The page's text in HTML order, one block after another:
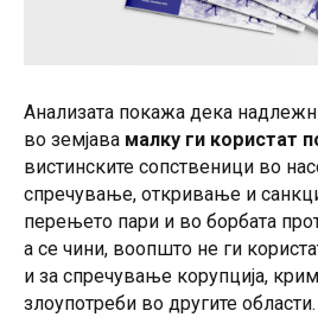
Анализата покажа дека
во земјава малку ги користат
вистинските сопственици во
спречување, откривање и
перењето пари и во борбата
а се чини, воопшто не ги
и за спречување корупција,
злоупотреби во другите